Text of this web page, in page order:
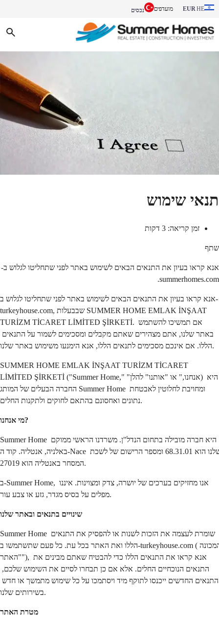
HE
EUR מועדפים נכסים
תנאי שימוש
זמן קריאה: 3 דקות
שתף
אנא קראו בעיון את התנאים הבאים לשימוש באתר לפני שתחליטו לגלוש ב-
summerhomes.com.
אנא קראו בעיון את התנאים הבאים לשימוש באתר לפני שתחליטו לגלוש ב-
turkeyhouse.com, שבבעלות SUMMER HOME EMLAK İNŞAAT
TURİZM TİCARET LİMİTED ŞİRKETİ. אם תמשיכו להשתמש
הללו. אם אינכם מסכימים לתנאים הללו, אנא הימנעו משימוש באתר שלנו.
SUMMER HOME EMLAK İNŞAAT TURİZM TİCARET
LİMİTED ŞİRKETİ ("Summer Home," "אנחנו," או "אותנו" להלן) היא
החברה הבעלים של המותג Summer Home ומחויבת לחלוטין לאבטחת
נתונים ואחסונם בהתאם לחוקים ולתקנות החלים.
מי אנחנו?
Summer Home היא חברה מובילה בתחום הנדל"ן. משרדנו הראשי ממוקם
באלניה, אנטליה. קוד ה-Nace שלנו הוא 68.31.01 ומספר הרישום של לשכת
המסחר באנטליה הוא 27019.
ב-Summer Home, אנו מחזיקים בערכים של יושרה, צדק ומצוינות. איננו
מפלים על בסיס מגדר, גזע או צבע עור.
שינויים בתנאים ובאתר שלנו
Summer Home שומרת לעצמה את הזכות לשנות או להפסיק את התנאים
הללו ואת האתר בכל עת. כל פעם שתשתמשו ב-turkeyhouse.com (המכונה
"האתר"), אנא קראו את התנאים הללו כדי להבטיח שאתם מבינים את
בשירותים שלנו.
מטרת האתר